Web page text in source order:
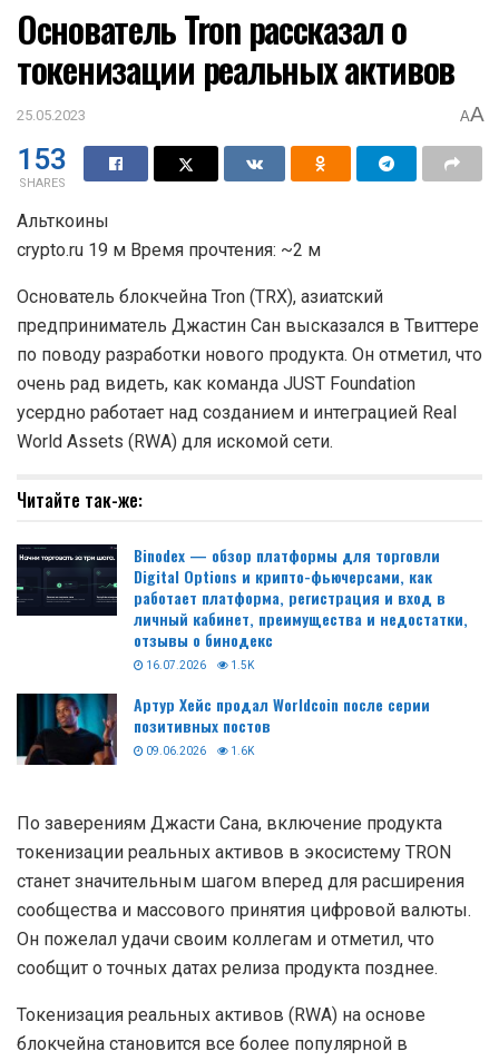
Основатель Tron рассказал о
токенизации реальных активов
25.05.2023 AA
153
SHARES
Альткоины
crypto.ru 19 м Время прочтения: ~2 м
Основатель блокчейна Tron (TRX), азиатский
предприниматель Джастин Сан высказался в Твиттере
по поводу разработки нового продукта. Он отметил, что
очень рад видеть, как команда JUST Foundation
усердно работает над созданием и интеграцией Real
World Assets (RWA) для искомой сети.
Читайте так-же:
Binodex — обзор платформы для торговли
Digital Options и крипто-фьючерсами, как
работает платформа, регистрация и вход в
личный кабинет, преимущества и недостатки,
отзывы о бинодекс
16.07.2026 1.5K
Артур Хейс продал Worldcoin после серии
позитивных постов
09.06.2026 1.6K
По заверениям Джасти Сана, включение продукта
токенизации реальных активов в экосистему TRON
станет значительным шагом вперед для расширения
сообщества и массового принятия цифровой валюты.
Он пожелал удачи своим коллегам и отметил, что
сообщит о точных датах релиза продукта позднее.
Токенизация реальных активов (RWA) на основе
блокчейна становится все более популярной в